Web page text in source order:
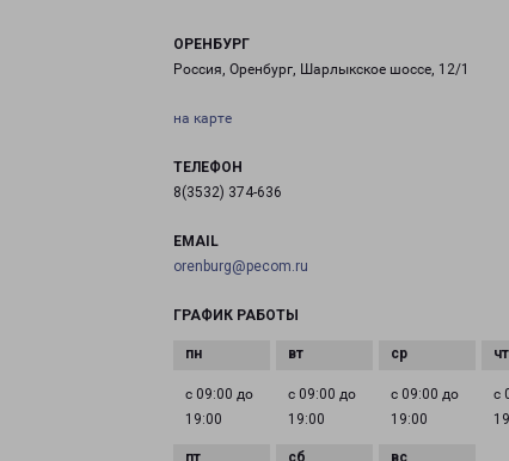
ОРЕНБУРГ
Россия, Оренбург, Шарлыкское шоссе, 12/1
на карте
ТЕЛЕФОН
8(3532) 374-636
EMAIL
orenburg@pecom.ru
ГРАФИК РАБОТЫ
с 09:00 до
19:00
с 09:00 до
19:00
с 09:00 до
19:00
с